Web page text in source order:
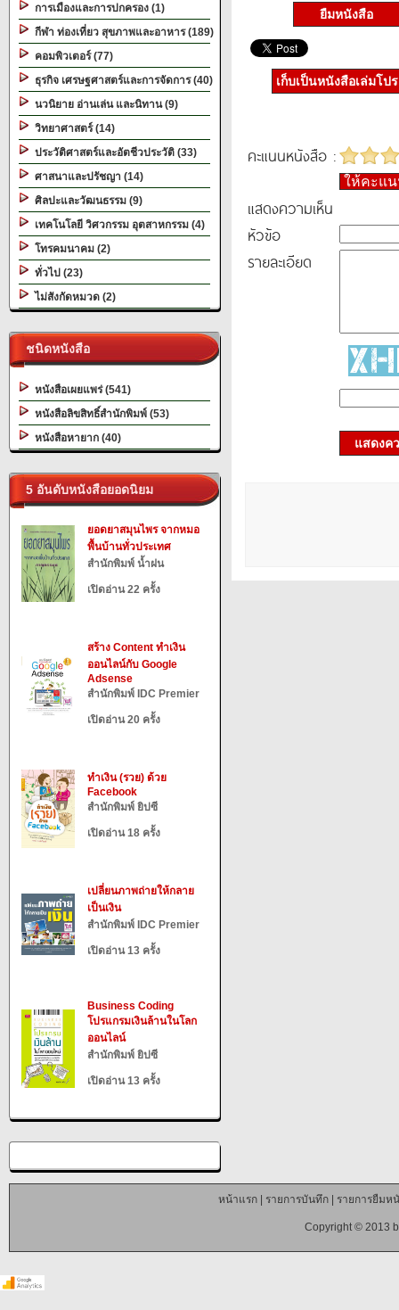
การเมืองและการปกครอง (1)
กีฬา ท่องเที่ยว สุขภาพและอาหาร (189)
คอมพิวเตอร์ (77)
ธุรกิจ เศรษฐศาสตร์และการจัดการ (40)
นวนิยาย อ่านเล่น และนิทาน (9)
วิทยาศาสตร์ (14)
ประวัติศาสตร์และอัตชีวประวัติ (33)
ศาสนาและปรัชญา (14)
ศิลปะและวัฒนธรรม (9)
เทคโนโลยี วิศวกรรม อุตสาหกรรม (4)
โทรคมนาคม (2)
ทั่วไป (23)
ไม่สังกัดหมวด (2)
ชนิดหนังสือ
หนังสือเผยแพร่ (541)
หนังสือลิขสิทธิ์สำนักพิมพ์ (53)
หนังสือหายาก (40)
5 อันดับหนังสือยอดนิยม
ยอดยาสมุนไพร จากหมอ
พื้นบ้านทั่วประเทศ
สำนักพิมพ์ น้ำฝน
เปิดอ่าน 22 ครั้ง
สร้าง Content ทำเงิน
ออนไลน์กับ Google
Adsense
สำนักพิมพ์ IDC Premier
เปิดอ่าน 20 ครั้ง
ทำเงิน (รวย) ด้วย
Facebook
สำนักพิมพ์ ยิปซี
เปิดอ่าน 18 ครั้ง
เปลี่ยนภาพถ่ายให้กลาย
เป็นเงิน
สำนักพิมพ์ IDC Premier
เปิดอ่าน 13 ครั้ง
Business Coding
โปรแกรมเงินล้านในโลก
ออนไลน์
สำนักพิมพ์ ยิปซี
เปิดอ่าน 13 ครั้ง
ยืมหนังสือ
เก็บเป็นหนังสือเล่มโป
คะแนนหนังสือ :
ให้คะแ
แสดงความเห็น
หัวข้อ
รายละเอียด
แสดงค
หน้าแรก| รายการบันทึก| รายการยืมห
Copyright © 2013